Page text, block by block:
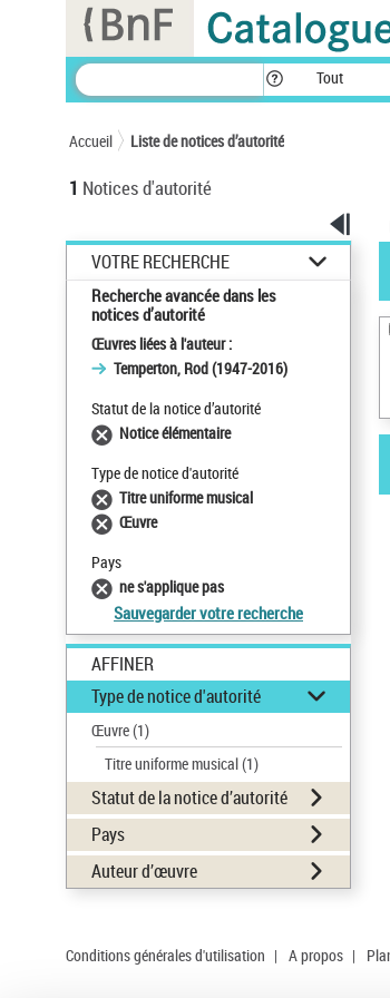
Tout
Accueil Liste de notices d’autorité
1 Notices d'autorité
VOTRE RECHERCHE
Recherche avancée dans les
notices d’autorité
Œuvres liées à l'auteur :
Temperton, Rod (1947-2016)
Statut de la notice d’autorité
Notice élémentaire
Type de notice d'autorité
Titre uniforme musical
Œuvre
Pays
ne s'applique pas
Sauvegarder votre recherche
AFFINER
Type de notice d'autorité
Œuvre(1)
Titre uniforme musical(1)
Statut de la notice d’autorité
Pays
Auteur d’œuvre
Conditions générales d'utilisation | A propos |
Panneau de gestion des cookies